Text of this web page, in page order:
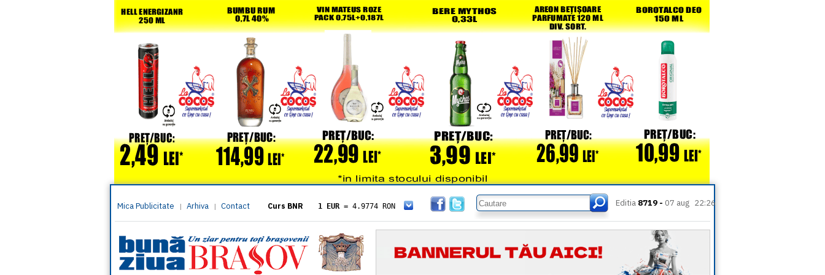
Mica Publicitate | Arhiva | Contact Curs BNR 1 EUR = 4.9774 RON
= 5.8304 RON
1 XAU= 464.4611 RON
1 AED= 1.1933 RON
1 AUD= 2.7957 RON
1 BGN= 2.5449 RON
Editia 8719 - 07 aug 22:26